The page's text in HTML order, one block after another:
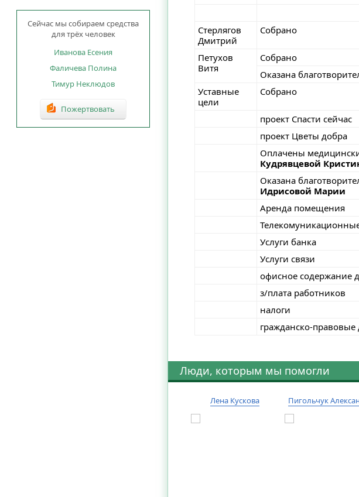
Сейчас мы собираем средства
для трёх человек
Иванова Есения
Фаличева Полина
Тимур Неклюдов
Пожертвовать
Стерлягов
Дмитрий
Собрано
Петухов
Витя
Собрано
Оказана
Уставные
цели
Собрано
проект Спасти сейчас
проект Цветы добра
Оплачены
Кудрявцевой
Оказана
Идрисовой Марии
Аренда помещения
Услуги банка
Услуги связи
офисное содержание
з/плата работников
налоги
гражданско-правовые
Люди, которым мы помогли
Лена Кускова Пигольчук